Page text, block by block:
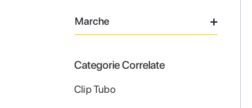
Marche
Categorie Correlate
Clip Tubo